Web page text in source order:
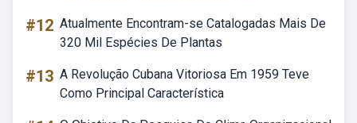
#12 Atualmente Encontram-se Catalogadas Mais De
320 Mil Espécies De Plantas
#13 A Revolução Cubana Vitoriosa Em 1959 Teve
Como Principal Característica